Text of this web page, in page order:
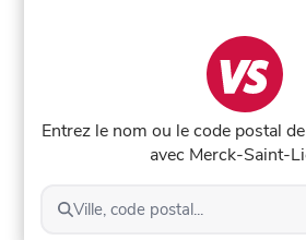
Entrez le nom ou le code postal
avec Merck-Saint-
Ville, code postal...